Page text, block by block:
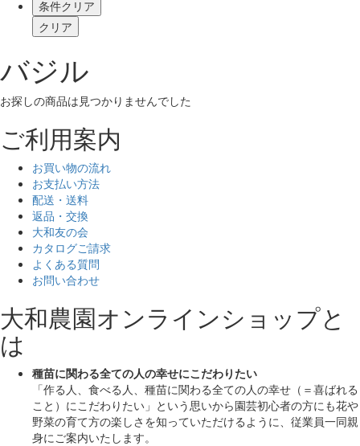
バジル
お探しの商品は見つかりませんでした
ご利用案内
お買い物の流れ
お支払い方法
配送・送料
返品・交換
大和友の会
カタログご請求
よくある質問
お問い合わせ
大和農園オンラインショップと
は
種苗に関わる全ての人の幸せにこだわりたい
「作る人、食べる人、種苗に関わる全ての人の幸せ（＝喜ばれる
こと）にこだわりたい」 という思いから園芸初心者の方にも花や
野菜の育て方の楽しさを知っていただけるように、従業員一同親
身にご案内いたします。